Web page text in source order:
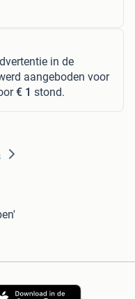
in de
aangeboden voor
€ 1 stond.